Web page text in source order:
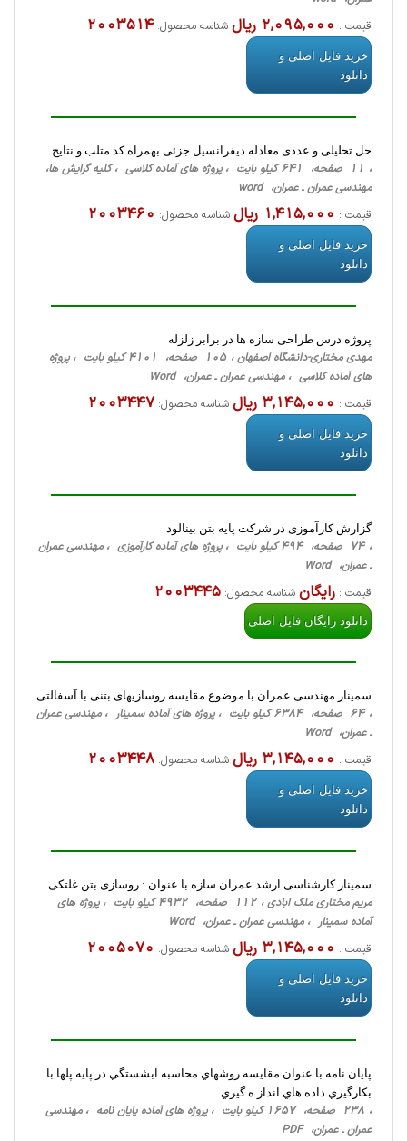
قیمت : 2,095,000 ریال شناسه محصول:2003514
خرید فایل اصلی و
دانلود
حل تحلیلی و عددی معادله دیفرانسیل جزئی بهمراه کد متلب و نتایج
، 11 صفحه، 641 کیلو بایت ، پروژه های آماده کلاسی ، کلیه گرایش ها،
مهندسی عمران ـ عمران، word
قیمت : 1,415,000 ریال شناسه محصول: 2003460
خرید فایل اصلی و
دانلود
پروژه درس طراحی سازه ها در برابر زلزله
مهدی مختاری-دانشگاه اصفهان ، 105 صفحه، 4101 کیلو بایت ، پروژه
های آماده کلاسی ، مهندسی عمران ـ عمران، Word
قیمت : 3,145,000 ریال شناسه محصول: 2003447
خرید فایل اصلی و
دانلود
گزارش کارآموزی در شركت پايه بتن بينالود
، 74 صفحه، 494 کیلو بایت ، پروژه های آماده کارآموزی ، مهندسی عمران
ـ عمران، Word
قیمت : رایگانشناسه محصول: 2003445
دانلود رایگان فایل اصلی
سمینار مهندسی عمران با موضوع مقایسه روسازیهای بتنی با آسفالتی
، 64 صفحه، 6384 کیلو بایت ، پروژه های آماده سمینار ، مهندسی عمران
ـ عمران، Word
قیمت : 3,145,000 ریال شناسه محصول: 2003448
خرید فایل اصلی و
دانلود
سمینار کارشناسی ارشد عمران سازه با عنوان : روسازی بتن غلتکی
مریم مختاری ملک ابادی ، 112 صفحه، 4932 کیلو بایت ، پروژه های
آماده سمینار ، مهندسی عمران ـ عمران، Word
قیمت : 3,145,000 ریال شناسه محصول: 2005070
خرید فایل اصلی و
دانلود
پايان نامه با عنوان مقايسه روشهاي محاسبه آبشستگي در پايه پلها با
بكارگيري داده هاي انداز ه گيري
، 238 صفحه، 1657 کیلو بایت ، پروژه های آماده پایان نامه ، مهندسی
عمران ـ عمران، PDF